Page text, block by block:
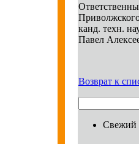
канд. техн.
Павел
Возврат к
Свежий